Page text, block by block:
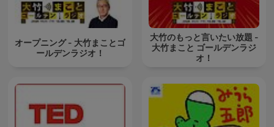
オープニング - 大竹まことゴ
ールデンラジオ！
大竹のもっと言いたい放題 -
大竹まこと ゴールデンラジ
オ！